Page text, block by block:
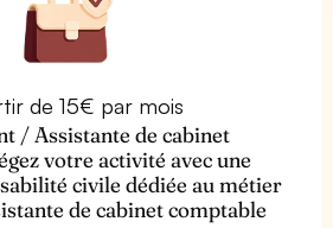
de 15€ par mois
/ Assistante de cabinet
votre activité avec une
civile dédiée au métier
de cabinet comptable